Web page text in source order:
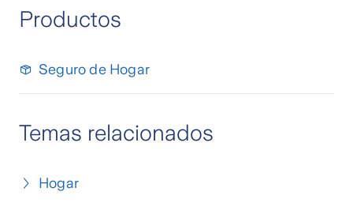
Productos
Seguro de Hogar
Temas relacionados
Hogar